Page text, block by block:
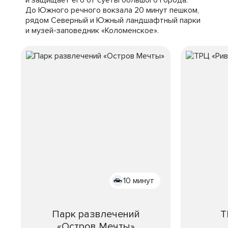
До Южного речного вокзала 20 минут пешком,
рядом Северный и Южный ландшафтный парки
и музей-заповедник «Коломенское».
10 минут
Парк развлечений